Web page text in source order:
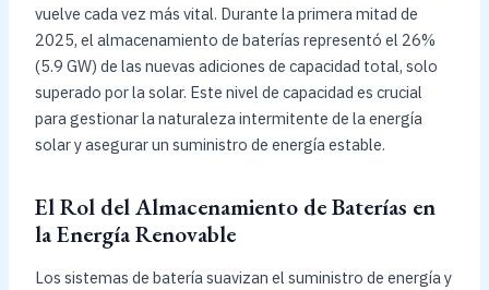
vuelve cada vez más vital. Durante la primera mitad de
2025, el almacenamiento de baterías representó el 26%
(5.9 GW) de las nuevas adiciones de capacidad total, solo
superado por la solar. Este nivel de capacidad es crucial
para gestionar la naturaleza intermitente de la energía
solar y asegurar un suministro de energía estable.
El Rol del Almacenamiento de Baterías en
la Energía Renovable
Los sistemas de batería suavizan el suministro de energía y